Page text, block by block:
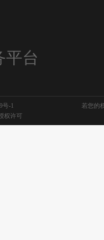
平台
号-1
若您的
授权许可